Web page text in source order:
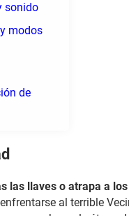
sonido
modos
de
las llaves o atrapa a
al terrible